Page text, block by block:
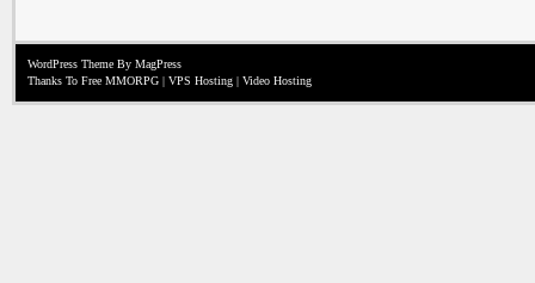
WordPress Theme By MagPress
Thanks To Free MMORPG | VPS Hosting | Video Hosting